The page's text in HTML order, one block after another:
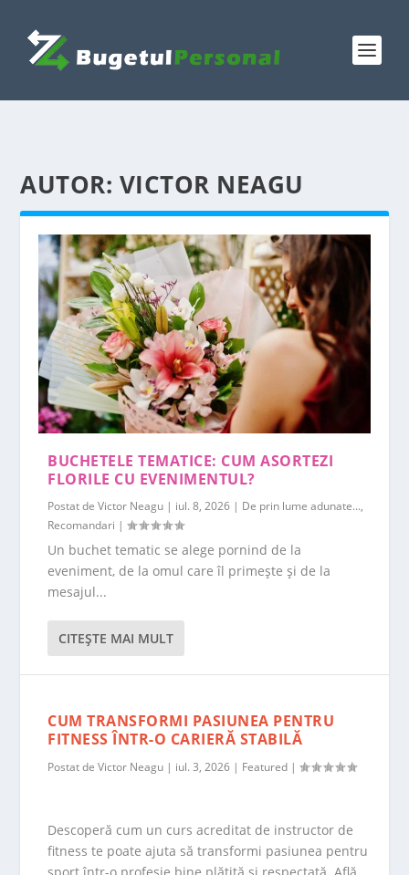
AUTOR: VICTOR NEAGU
BUCHETELE TEMATICE: CUM ASORTEZI
FLORILE CU EVENIMENTUL?
Postat deVictor Neagu | iul. 8, 2026 | De prin lume adunate...,
Recomandari |
Un buchet tematic se alege pornind de la
eveniment, de la omul care îl primește și de la
mesajul...
CITEŞTE MAI MULT
CUM TRANSFORMI PASIUNEA PENTRU
FITNESS ÎNTR-O CARIERĂ STABILĂ
Postat deVictor Neagu | iul. 3, 2026 | Featured |
Descoperă cum un curs acreditat de instructor de
fitness te poate ajuta să transformi pasiunea pentru